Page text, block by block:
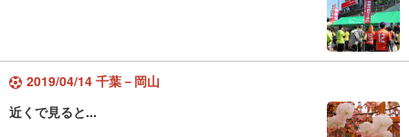
2019/04/14 千葉－岡山
近くで見ると...